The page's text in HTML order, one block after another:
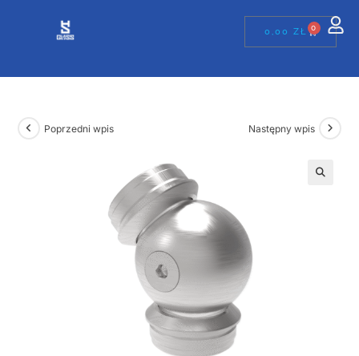
0,00ZŁ 0
Poprzedni wpis Następny wpis